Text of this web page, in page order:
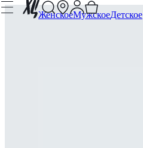
ЖенскоеМужскоеДетское